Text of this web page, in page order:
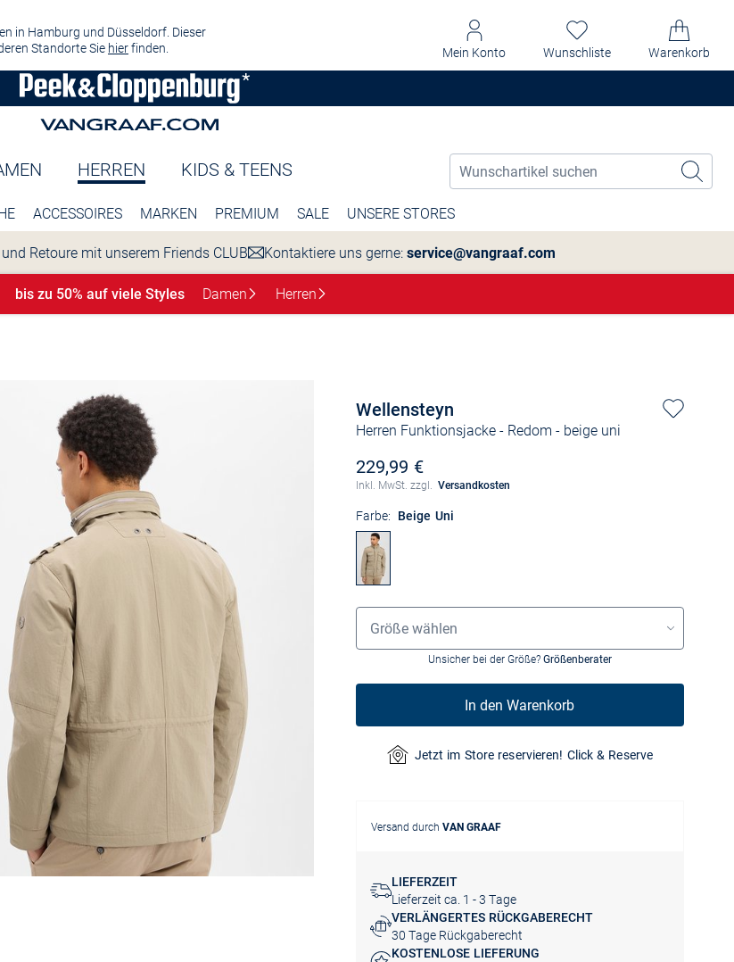
in Hamburg und Düsseldorf. Dieser
Standorte Sie hierfinden. Mein Konto Wunschliste Warenkorb
HERREN KIDS & TEENS
ACCESSOIRES MARKEN PREMIUM SALE UNSERE STORES
Retoure mit unserem Friends CLUB Kontaktiere uns gerne: service@vangraaf.com
bis zu 50% auf viele Styles Damen Herren
Wellensteyn
Herren Funktionsjacke - Redom - beige uni
229,99 €
Inkl. MwSt. zzgl. Versandkosten
Farbe: Beige Uni
Grössenauswahl
Größe wählen
Unsicher bei der Größe? Größenberater
In den Warenkorb
Jetzt im Store reservieren! Click & Reserve
Versand durch VAN GRAAF
LIEFERZEIT
Lieferzeit ca. 1 - 3 Tage
VERLÄNGERTES RÜCKGABERECHT
30 Tage Rückgaberecht
KOSTENLOSE LIEFERUNG